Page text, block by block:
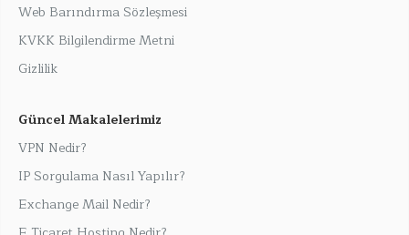
Web Barındırma Sözleşmesi
KVKK Bilgilendirme Metni
Gizlilik
Güncel Makalelerimiz
VPN Nedir?
IP Sorgulama Nasıl Yapılır?
Exchange Mail Nedir?